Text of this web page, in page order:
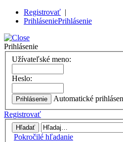
Registrovať |
PrihláseniePrihlásenie
Prihlásenie
Užívateľské meno:
Heslo:
Automatické
Registrovať
Pokročilé hľadanie